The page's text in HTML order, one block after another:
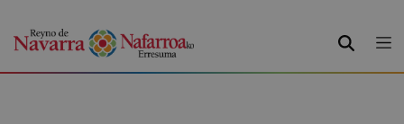
BILATU